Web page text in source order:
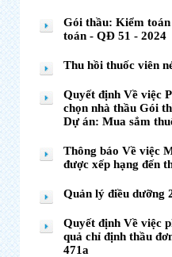
Gói thầu: Kiểm
toán - QĐ 51 - 2024
Thu hồi thuốc viên
Quyết định Về việc
chọn nhà thầu Gói
Dự án: Mua sắm
Thông báo Về việc
được xếp hạng đến
Quản lý điều dưỡng
Quyết định Về việc
quả chỉ định thầu
471a